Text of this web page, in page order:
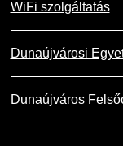
WiFi szolgáltatás
Dunaújvárosi
Dunaújváros